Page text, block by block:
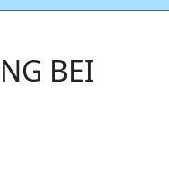
BEI